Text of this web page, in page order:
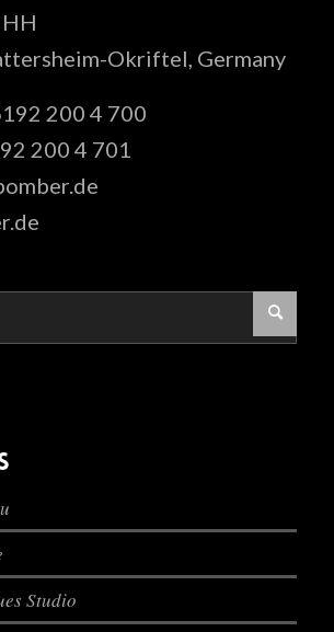
Okriftel, Germany
200 4 700
200 4 701
Studio